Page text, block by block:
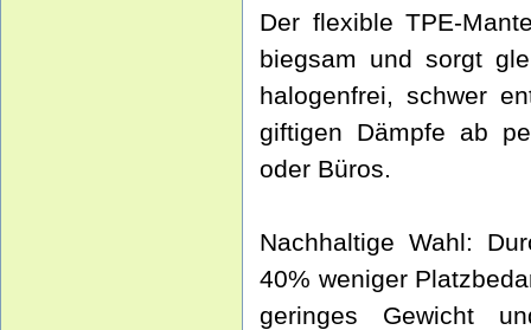
Der flexible TPE-
biegsam und sorgt
halogenfrei, schwer
giftigen Dämpfe ab
oder Büros.
Nachhaltige Wahl:
40% weniger
geringes Gewicht